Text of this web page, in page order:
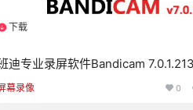
下载
迪专业录屏软件Bandicam
绿色免装版
幕录像 0